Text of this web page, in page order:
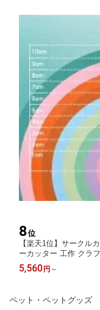
8位
【楽天1位】サークル
ーカッター 工作 クラ
カッティングマット対
5,560円 ～
ペット・ペットグッズ